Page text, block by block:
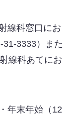
線科窓口にお
3333）また
線科あてにお
年末年始（12